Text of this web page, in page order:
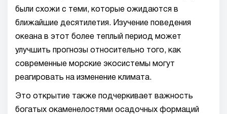
были схожи с теми, которые ожидаются в
ближайшие десятилетия. Изучение поведения
океана в этот более теплый период может
улучшить прогнозы относительно того, как
современные морские экосистемы могут
реагировать на изменение климата.
Это открытие также подчеркивает важность
богатых окаменелостями осадочных формаций